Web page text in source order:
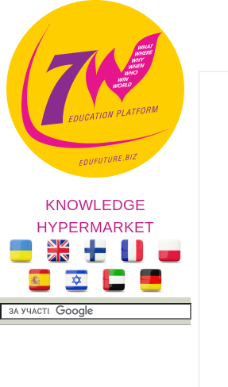
KNOWLEDGE
HYPERMARKET